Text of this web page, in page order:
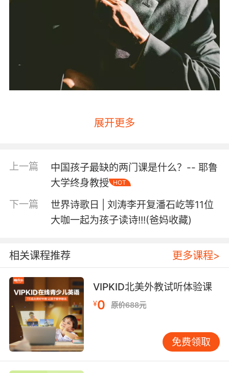
先看看他们的储蓄罐，美国孩子连储蓄罐都与众不同。在美国
家庭，每个孩子会有自己的储蓄罐，分别挂着不同的标签：
INVEST投资。
展开更多
上一篇
中国孩子最缺的两门课是什么？-- 耶鲁
大学终身教授
HOT
下一篇
世界诗歌日 | 刘涛李开复潘石屹等11位
大咖一起为孩子读诗!!!(爸妈收藏)
相关课程推荐 更多课程>
VIPKID北美外教试听体验课
¥0 原价688元
免费领取